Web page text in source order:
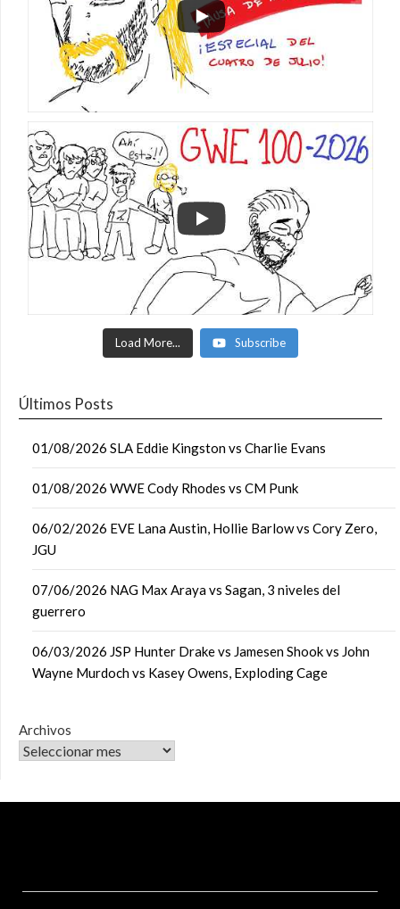
Load More... Subscribe
Últimos Posts
01/08/2026 SLA Eddie Kingston vs Charlie Evans
01/08/2026 WWE Cody Rhodes vs CM Punk
06/02/2026 EVE Lana Austin, Hollie Barlow vs Cory Zero,
JGU
07/06/2026 NAG Max Araya vs Sagan, 3 niveles del
guerrero
06/03/2026 JSP Hunter Drake vs Jamesen Shook vs John
Wayne Murdoch vs Kasey Owens, Exploding Cage
Archivos